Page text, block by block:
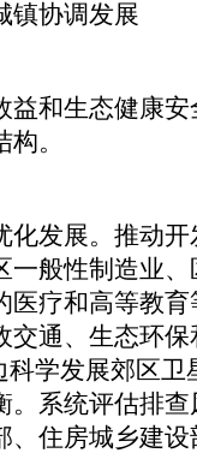
协调发展
和生态健康安
。
发展。推动开
般性制造业
疗和高等教
通、生态环
学发展郊区
系统评估排
、住房城乡建